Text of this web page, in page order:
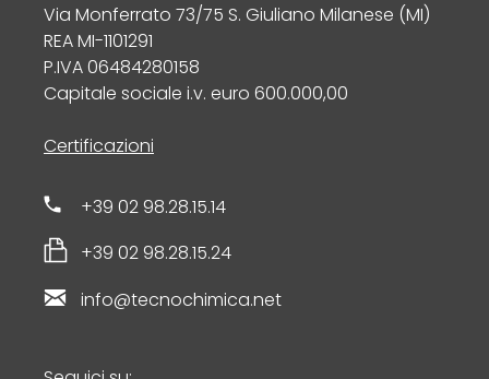
Via Monferrato 73/75 S. Giuliano Milanese (MI)
REA MI-1101291
P.IVA 06484280158
Capitale sociale i.v. euro 600.000,00
Certificazioni
+39 02 98.28.15.14
+39 02 98.28.15.24
info@tecnochimica.net